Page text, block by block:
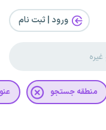
ورود | ثبت‌ نام
منطقه جستجو